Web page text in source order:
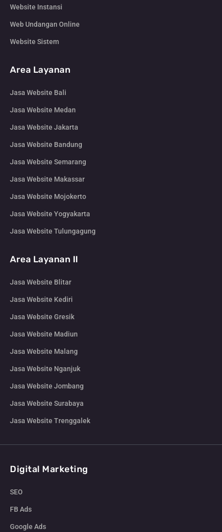
Website Instansi
Web Undangan Online
Website Sistem
Area Layanan
Jasa Website Bali
Jasa Website Medan
Jasa Website Jakarta
Jasa Website Bandung
Jasa Website Semarang
Jasa Website Makassar
Jasa Website Mojokerto
Jasa Website Yogyakarta
Jasa Website Tulungagung
Area Layanan II
Jasa Website Blitar
Jasa Website Kediri
Jasa Website Gresik
Jasa Website Madiun
Jasa Website Malang
Jasa Website Nganjuk
Jasa Website Jombang
Jasa Website Surabaya
Jasa Website Trenggalek
Digital Marketing
SEO
FB Ads
Google Ads